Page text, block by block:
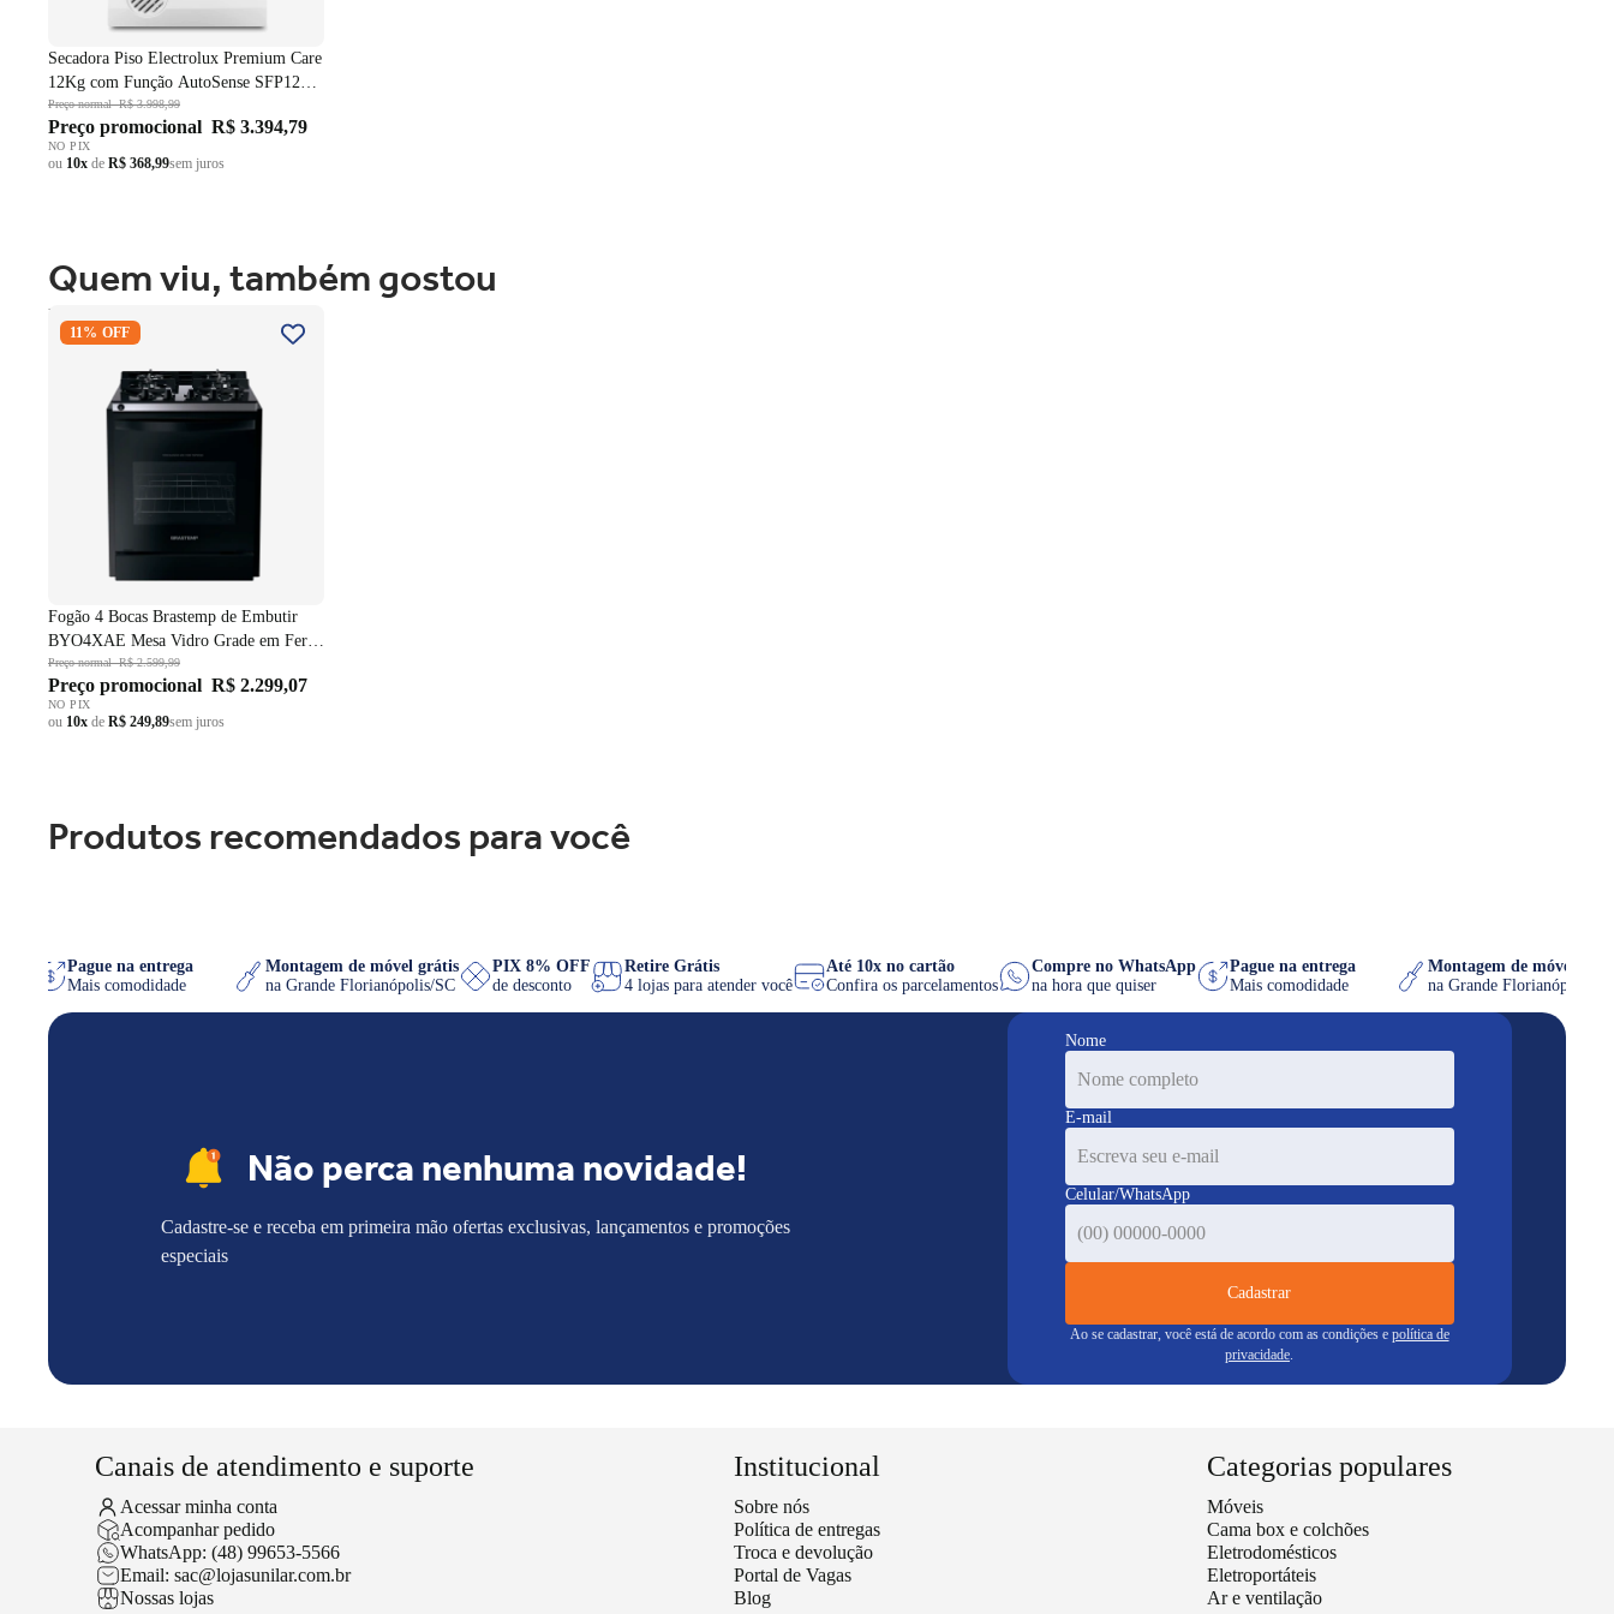
Dreno Frontal:Facilita o descongelamento e a limpeza, tornando a manutenção mais prática e rápida.
Pés Niveladores:Ajustáveis para garantir a estabilidade do freezer em superfícies irregulares.
Secadora Piso Electrolux Premium Care
12Kg com Função AutoSense SFP12
Branco 220V
Preço normalR$ 3.998,99
Preço promocional R$ 3.394,79
NO PIX
ou 10x de R$ 368,99sem juros
Quem viu, também gostou
Fogão 4 Bocas Brastemp de
Embutir BYO4XAE Mesa Vidro
Chama Preto Bivolt
11% OFF
Fogão 4 Bocas Brastemp de Embutir
BYO4XAE Mesa Vidro Grade em Ferro
Fundido Dupla Chama Preto Bivolt
Preço normalR$ 2.599,99
Preço promocional R$ 2.299,07
NO PIX
ou 10x de R$ 249,89sem juros
Produtos recomendados para você
Pague na entrega
Mais comodidade
Montagem de móvel grátis
na Grande Florianópolis/SC
PIX 8% OFF
de desconto
Retire Grátis
4 lojas para atender você
Até 10x no cartão
Confira os parcelamentos
Compre no WhatsApp
na hora que quiser
Pague na entrega
Mais comodidade
Montagem de móvel
na Grande
Não perca nenhuma novidade!
Cadastre-se e receba em primeira mão ofertas exclusivas, lançamentos e promoções
especiais
Nome
E-mail
Celular/WhatsApp
Cadastrar
Ao se cadastrar, você está de acordo com as condições e política de
privacidade.
Canais de atendimento e suporte
Acessar minha conta
Acompanhar pedido
WhatsApp: (48) 99653-5566
Email: sac@lojasunilar.com.br
Nossas lojas
Institucional
Sobre nós
Política de entregas
Troca e devolução
Portal de Vagas
Blog
Categorias populares
Móveis
Cama box e colchões
Eletrodomésticos
Eletroportáteis
Ar e ventilação